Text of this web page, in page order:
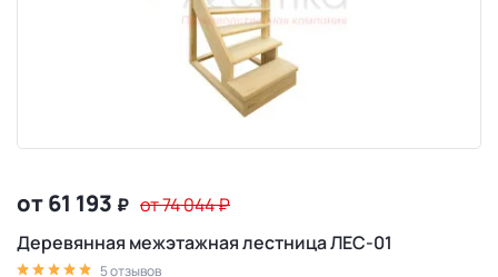
от 61 193 ₽ от 74 044₽
Деревянная межэтажная лестница ЛЕС-01
5 отзывов